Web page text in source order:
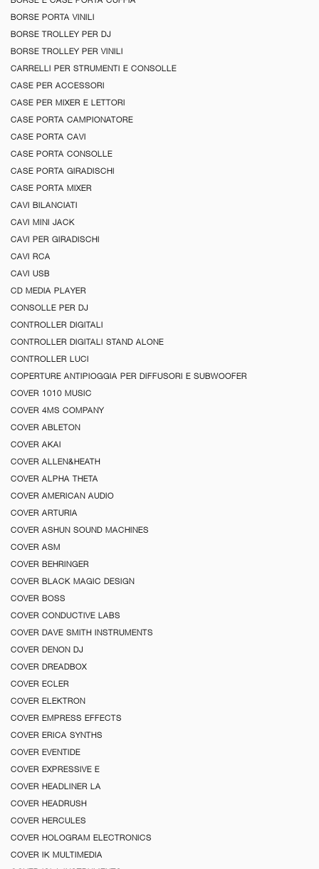
BORSE PORTA VINILI
BORSE TROLLEY PER DJ
BORSE TROLLEY PER VINILI
CARRELLI PER STRUMENTI E CONSOLLE
CASE PER ACCESSORI
CASE PER MIXER E LETTORI
CASE PORTA CAMPIONATORE
CASE PORTA CAVI
CASE PORTA CONSOLLE
CASE PORTA GIRADISCHI
CASE PORTA MIXER
CAVI BILANCIATI
CAVI MINI JACK
CAVI PER GIRADISCHI
CAVI RCA
CAVI USB
CD MEDIA PLAYER
CONSOLLE PER DJ
CONTROLLER DIGITALI
CONTROLLER DIGITALI STAND ALONE
CONTROLLER LUCI
COPERTURE ANTIPIOGGIA PER DIFFUSORI E SUBWOOFER
COVER 1010 MUSIC
COVER 4MS COMPANY
COVER ABLETON
COVER AKAI
COVER ALLEN&HEATH
COVER ALPHA THETA
COVER AMERICAN AUDIO
COVER ARTURIA
COVER ASHUN SOUND MACHINES
COVER ASM
COVER BEHRINGER
COVER BLACK MAGIC DESIGN
COVER BOSS
COVER CONDUCTIVE LABS
COVER DAVE SMITH INSTRUMENTS
COVER DENON DJ
COVER DREADBOX
COVER ECLER
COVER ELEKTRON
COVER EMPRESS EFFECTS
COVER ERICA SYNTHS
COVER EVENTIDE
COVER EXPRESSIVE E
COVER HEADLINER LA
COVER HEADRUSH
COVER HERCULES
COVER HOLOGRAM ELECTRONICS
COVER IK MULTIMEDIA